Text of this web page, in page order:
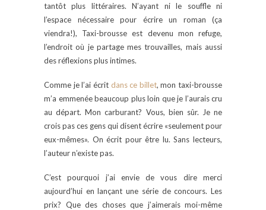
tantôt plus littéraires. N’ayant ni le souffle ni
l’espace nécessaire pour écrire un roman (ça
viendra!), Taxi-brousse est devenu mon refuge,
l’endroit où je partage mes trouvailles, mais aussi
des réflexions plus intimes.
Comme je l’ai écrit dans ce billet, mon taxi-brousse
m’a emmenée beaucoup plus loin que je l’aurais cru
au départ. Mon carburant? Vous, bien sûr. Je ne
crois pas ces gens qui disent écrire «seulement pour
eux-mêmes». On écrit pour être lu. Sans lecteurs,
l’auteur n’existe pas.
C’est pourquoi j’ai envie de vous dire merci
aujourd’hui en lançant une série de concours. Les
prix? Que des choses que j’aimerais moi-même